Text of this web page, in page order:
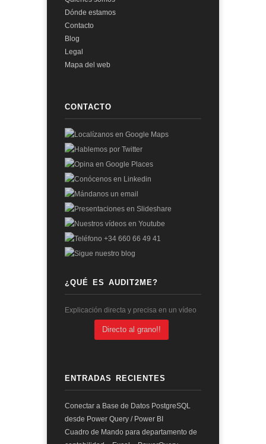
Dónde estamos
Contacto
Blog
Legal
Mapa del web
CONTACTO
¿QUÉ ES AUDIT2ME?
Explicación directa y precisa en un vídeo
Directo al grano!!
ENTRADAS RECIENTES
Conectar a Base de Datos PostgreSQL
desde Power Query / Power BI
Cuadro de Mando para departamento de